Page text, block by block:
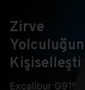
Zirve
Excalibur G915